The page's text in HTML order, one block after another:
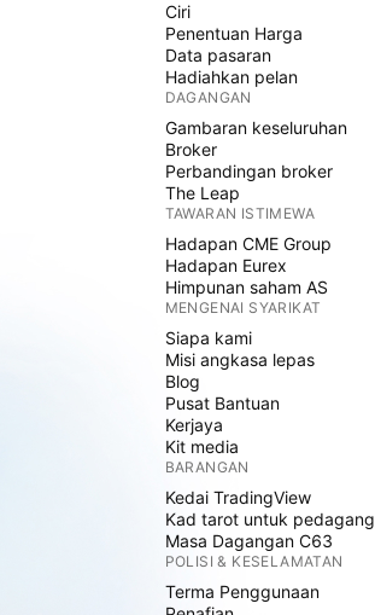
Ciri
Penentuan Harga
Data pasaran
Hadiahkan pelan
DAGANGAN
Gambaran keseluruhan
Broker
Perbandingan broker
The Leap
TAWARAN ISTIMEWA
Hadapan CME Group
Hadapan Eurex
Himpunan saham AS
MENGENAI SYARIKAT
Siapa kami
Misi angkasa lepas
Blog
Pusat Bantuan
Kerjaya
Kit media
BARANGAN
Kedai TradingView
Kad tarot untuk pedagang
Masa Dagangan C63
POLISI & KESELAMATAN
Terma Penggunaan